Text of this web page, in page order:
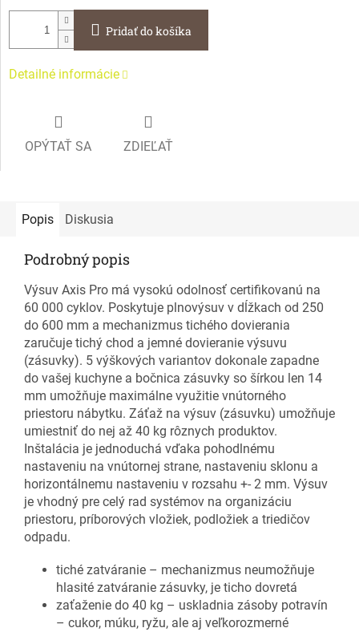
Pridať do košíka
Detailné informácie
OPÝTAŤ SA ZDIEĽAŤ
Popis Diskusia
Podrobný popis
Výsuv Axis Pro má vysokú odolnosť certifikovanú na
60 000 cyklov. Poskytuje plnovýsuv v dĺžkach od 250
do 600 mm a mechanizmus tichého dovierania
zaručuje tichý chod a jemné dovieranie výsuvu
(zásuvky). 5 výškových variantov dokonale zapadne
do vašej kuchyne a bočnica zásuvky so šírkou len 14
mm umožňuje maximálne využitie vnútorného
priestoru nábytku. Záťaž na výsuv (zásuvku) umožňuje
umiestniť do nej až 40 kg rôznych produktov.
Inštalácia je jednoduchá vďaka pohodlnému
nastaveniu na vnútornej strane, nastaveniu sklonu a
horizontálnemu nastaveniu v rozsahu +- 2 mm. Výsuv
je vhodný pre celý rad systémov na organizáciu
priestoru, príborových vložiek, podložiek a triedičov
odpadu.
tiché zatváranie – mechanizmus neumožňuje
hlasité zatváranie zásuvky, je ticho dovretá
zaťaženie do 40 kg – uskladnia zásoby potravín
– cukor, múku, ryžu, ale aj veľkorozmerné